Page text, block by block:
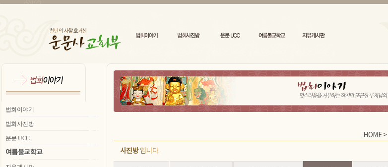
법회이야기
법회사진방
운문 UCC
여름불교학교
HOME>
사진방입니다.